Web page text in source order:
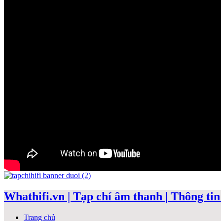
Whathifi.vn | Tạp chí âm thanh | Thông
Trang chủ